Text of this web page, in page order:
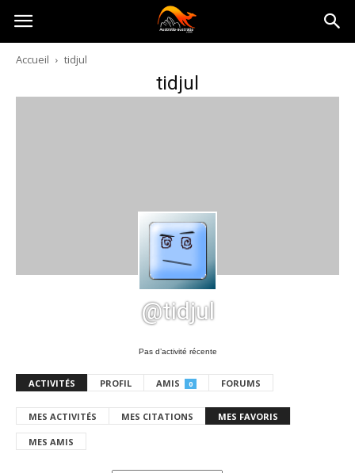
Australia-
australie.com
Accueil tidjul
tidjul
@tidjul
Pas d’activité récente
ACTIVITÉS PROFIL AMIS 0 FORUMS
MES ACTIVITÉS MES CITATIONS MES FAVORIS
MES AMIS